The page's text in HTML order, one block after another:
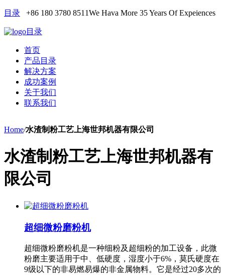
目录 +86 180 3780 8511We Hava More 35 Years Of Expeiences
目录
首页
产品目录
解决方案
成功案例
关于我们
联系我们
Home/水渣制粉工艺上海世邦机器有限公司
水渣制粉工艺上海世邦机器有
限公司
超细微粉磨粉机
超细微粉磨粉机是一种细粉及超细粉的加工设备，此微
粉磨主要适用于中、低硬度，湿度小于6%，莫氏硬度在
9级以下的非易燃易爆的非金属物料。它是经过20多次的